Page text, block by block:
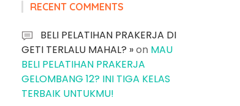
RECENT COMMENTS
BELI PELATIHAN PRAKERJA DI
GETI TERLALU MAHAL? »on MAU
BELI PELATIHAN PRAKERJA
GELOMBANG 12? INI TIGA KELAS
TERBAIK UNTUKMU!